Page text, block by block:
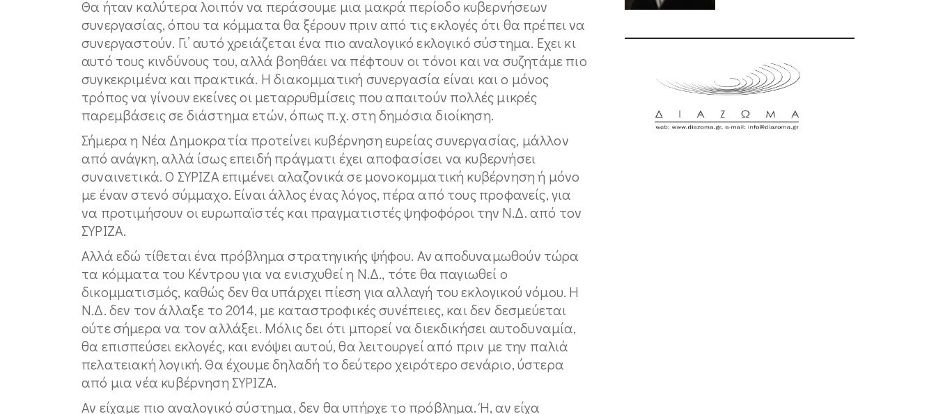
Θα ήταν καλύτερα λοιπόν να περάσουμε μια μακρά περίοδο κυβερνήσεων
συνεργασίας, όπου τα κόμματα θα ξέρουν πριν από τις εκλογές ότι θα πρέπει να
συνεργαστούν. Γι’ αυτό χρειάζεται ένα πιο αναλογικό εκλογικό σύστημα. Εχει κι
αυτό τους κινδύνους του, αλλά βοηθάει να πέφτουν οι τόνοι και να συζητάμε πιο
συγκεκριμένα και πρακτικά. Η διακομματική συνεργασία είναι και ο μόνος
τρόπος να γίνουν εκείνες οι μεταρρυθμίσεις που απαιτούν πολλές μικρές
παρεμβάσεις σε διάστημα ετών, όπως π.χ. στη δημόσια διοίκηση.
Σήμερα η Νέα Δημοκρατία προτείνει κυβέρνηση ευρείας συνεργασίας, μάλλον
από ανάγκη, αλλά ίσως επειδή πράγματι έχει αποφασίσει να κυβερνήσει
συναινετικά. Ο ΣΥΡΙΖΑ επιμένει αλαζονικά σε μονοκομματική κυβέρνηση ή μόνο
με έναν στενό σύμμαχο. Είναι άλλος ένας λόγος, πέρα από τους προφανείς, για
να προτιμήσουν οι ευρωπαϊστές και πραγματιστές ψηφοφόροι την Ν.Δ. από τον
ΣΥΡΙΖΑ.
Αλλά εδώ τίθεται ένα πρόβλημα στρατηγικής ψήφου. Αν αποδυναμωθούν τώρα
τα κόμματα του Κέντρου για να ενισχυθεί η Ν.Δ., τότε θα παγιωθεί ο
δικομματισμός, καθώς δεν θα υπάρχει πίεση για αλλαγή του εκλογικού νόμου. Η
Ν.Δ. δεν τον άλλαξε το 2014, με καταστροφικές συνέπειες, και δεν δεσμεύεται
ούτε σήμερα να τον αλλάξει. Μόλις δει ότι μπορεί να διεκδικήσει αυτοδυναμία,
θα επισπεύσει εκλογές, και ενόψει αυτού, θα λειτουργεί από πριν με την παλιά
πελατειακή λογική. Θα έχουμε δηλαδή το δεύτερο χειρότερο σενάριο, ύστερα
από μια νέα κυβέρνηση ΣΥΡΙΖΑ.
Αν είχαμε πιο αναλογικό σύστημα, δεν θα υπήρχε το πρόβλημα. Ή, αν είχα